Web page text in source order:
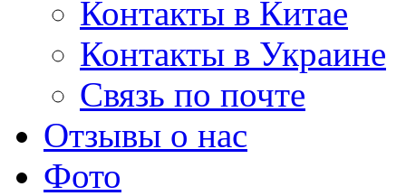
Контакты в Китае
Контакты в Украине
Связь по почте
Отзывы о нас
Фото